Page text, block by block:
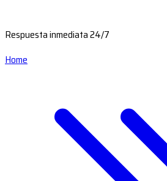
Respuesta inmediata 24/7
Home